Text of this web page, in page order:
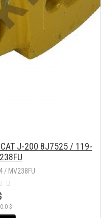
J-200 8J7525 / 119-
/ MV238FU
$